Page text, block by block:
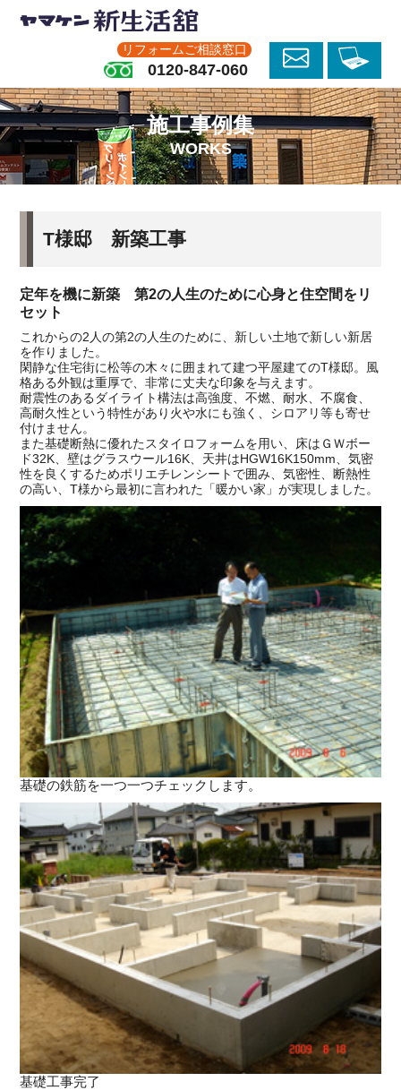
リフォームご相談窓口
0120-847-060
施工事例集
WORKS
T様邸 新築工事
定年を機に新築 第2の人生のために心身と住空間をリ
セット
これからの2人の第2の人生のために、新しい土地で新しい新居
を作りました。
閑静な住宅街に松等の木々に囲まれて建つ平屋建てのT様邸。風
格ある外観は重厚で、非常に丈夫な印象を与えます。
耐震性のあるダイライト構法は高強度、不燃、耐水、不腐食、
高耐久性という特性があり火や水にも強く、シロアリ等も寄せ
付けません。
また基礎断熱に優れたスタイロフォームを用い、床はＧＷボー
ド32K、壁はグラスウール16K、天井はHGW16K150mm、気密
性を良くするためポリエチレンシートで囲み、気密性、断熱性
の高い、T様から最初に言われた「暖かい家」が実現しました。
基礎の鉄筋を一つ一つチェックします。
基礎工事完了